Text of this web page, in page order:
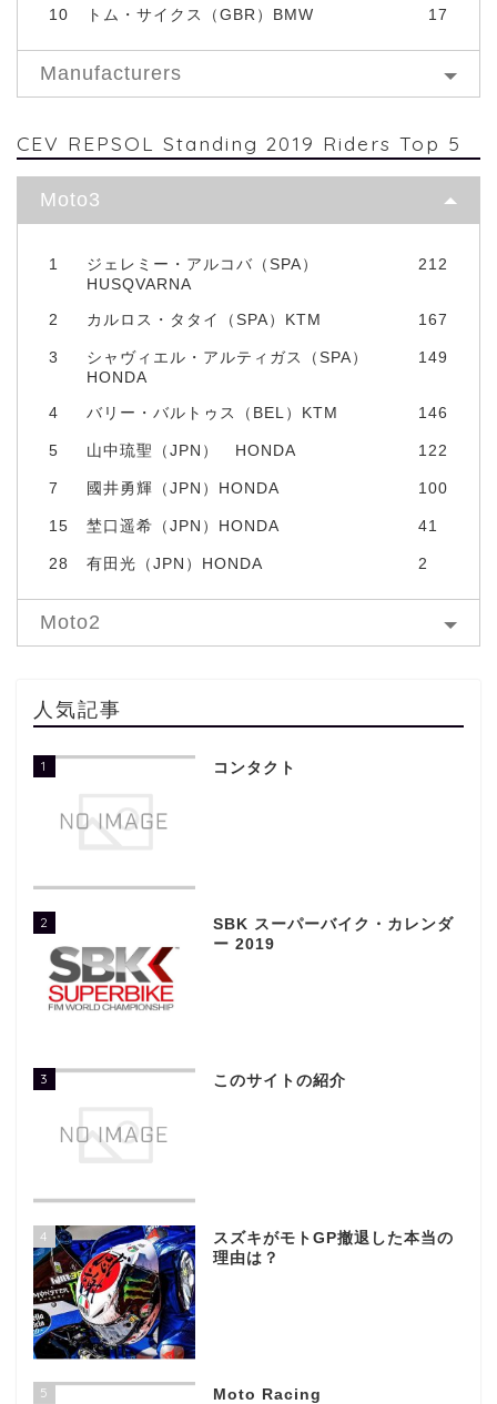
10 トム・サイクス（GBR）BMW 17
Manufacturers
CEV REPSOL Standing 2019 Riders Top 5
Moto3
1
ジェレミー・アルコバ（SPA）
HUSQVARNA
212
2 カルロス・タタイ（SPA）KTM 167
3
シャヴィエル・アルティガス（SPA）
HONDA
149
4 バリー・バルトゥス（BEL）KTM 146
5 山中琉聖（JPN） HONDA 122
7 國井勇輝（JPN）HONDA 100
15 埜口遥希（JPN）HONDA 41
28 有田光（JPN）HONDA 2
Moto2
人気記事
1 コンタクト
2
SBK スーパーバイク・カレンダ
ー 2019
3 このサイトの紹介
4
スズキがモトGP撤退した本当の
理由は？
5 Moto Racing